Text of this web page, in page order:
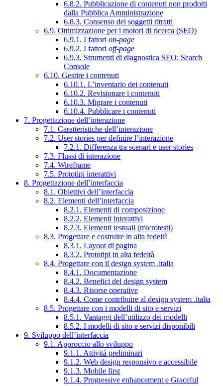
6.8.2. Pubblicazione di contenuti non prodotti
dalla Pubblica Amministrazione
6.8.3. Consenso dei soggetti ritratti
6.9. Ottimizzazione per i motori di ricerca (SEO)
6.9.1. I fattori on-page
6.9.2. I fattori off-page
6.9.3. Strumenti di diagnostica SEO: Search
Console
6.10. Gestire i contenuti
6.10.1. L’inventario dei contenuti
6.10.2. Revisionare i contenuti
6.10.3. Migrare i contenuti
6.10.4. Pubblicare i contenuti
7. Progettazione dell’interazione
7.1. Caratteristiche dell’interazione
7.2. User stories per definire l’interazione
7.2.1. Differenza tra scenari e user stories
7.3. Flussi di interazione
7.4. Wireframe
7.5. Prototipi interattivi
8. Progettazione dell’interfaccia
8.1. Obiettivi dell’interfaccia
8.2. Elementi dell’interfaccia
8.2.1. Elementi di composizione
8.2.2. Elementi interattivi
8.2.3. Elementi testuali (microtesti)
8.3. Progettare e costruire in alta fedeltà
8.3.1. Layout di pagina
8.3.2. Prototipi in alta fedeltà
8.4. Progettare con il design system .italia
8.4.1. Documentazione
8.4.2. Benefici del design system
8.4.3. Risorse operative
8.4.4. Come contribuire al design system .italia
8.5. Progettare con i modelli di sito e servizi
8.5.1. Vantaggi dell’utilizzo dei modelli
8.5.2. I modelli di sito e servizi disponibili
9. Sviluppo dell’interfaccia
9.1. Approccio allo sviluppo
9.1.1. Attività preliminari
9.1.2. Web design responsivo e accessibile
9.1.3. Mobile first
9.1.4. Progressive enhancement e Graceful